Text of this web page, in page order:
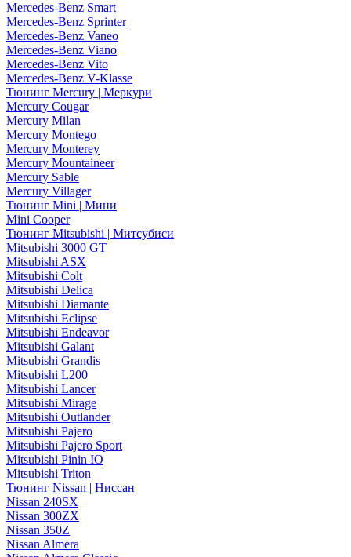
Mercedes-Benz Smart
Mercedes-Benz Sprinter
Mercedes-Benz Vaneo
Mercedes-Benz Viano
Mercedes-Benz Vito
Mercedes-Benz V-Klasse
Тюнинг Mercury | Меркури
Mercury Cougar
Mercury Milan
Mercury Montego
Mercury Monterey
Mercury Mountaineer
Mercury Sable
Mercury Villager
Тюнинг Mini | Мини
Mini Cooper
Тюнинг Mitsubishi | Митсубиси
Mitsubishi 3000 GT
Mitsubishi ASX
Mitsubishi Colt
Mitsubishi Delica
Mitsubishi Diamante
Mitsubishi Eclipse
Mitsubishi Endeavor
Mitsubishi Galant
Mitsubishi Grandis
Mitsubishi L200
Mitsubishi Lancer
Mitsubishi Mirage
Mitsubishi Outlander
Mitsubishi Pajero
Mitsubishi Pajero Sport
Mitsubishi Pinin IO
Mitsubishi Triton
Тюнинг Nissan | Ниссан
Nissan 240SX
Nissan 300ZX
Nissan 350Z
Nissan Almera